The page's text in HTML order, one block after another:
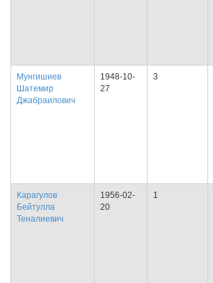
Мунгишиев
Шатемир
Джабраилович
1948-10-
27
3
Карагулов
Бейтулла
Теналиевич
1956-02-
20
1